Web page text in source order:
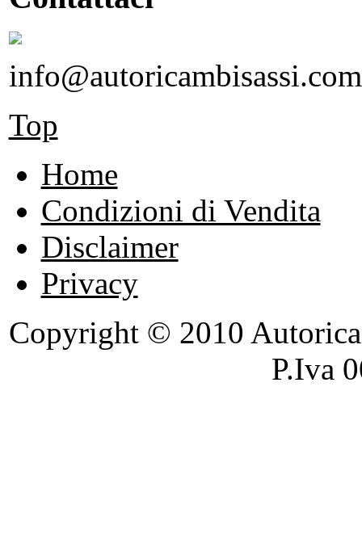
info@autoricambisassi.com
Top
Home
Condizioni di Vendita
Disclaimer
Privacy
Copyright © 2010
P.Iva